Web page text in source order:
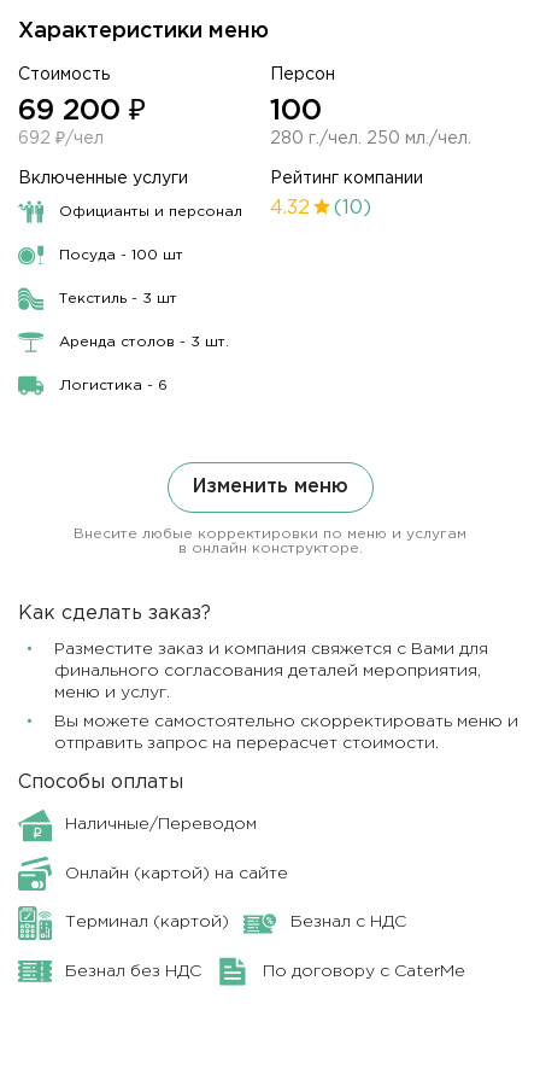
Характеристики меню
Стоимость
69 200 ₽
692 ₽/чел
Персон
100
280 г./чел. 250 мл./чел.
Включенные услуги
Официанты и персонал
Посуда - 100 шт
Текстиль - 3 шт
Аренда столов - 3 шт.
Логистика - 6
Рейтинг компании
4.32 (10)
Изменить меню
Внесите любые корректировки по меню и услугам
в онлайн конструкторе.
Как сделать заказ?
Разместите заказ и компания свяжется с Вами для
финального согласования деталей мероприятия,
меню и услуг.
Вы можете самостоятельно скорректировать меню и
отправить запрос на перерасчет стоимости.
Способы оплаты
Наличные/Переводом
Онлайн (картой) на сайте
Терминал (картой) Безнал с НДС
Безнал без НДС По договору с CaterMe